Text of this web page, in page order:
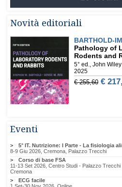
Novità editoriali
Eventi